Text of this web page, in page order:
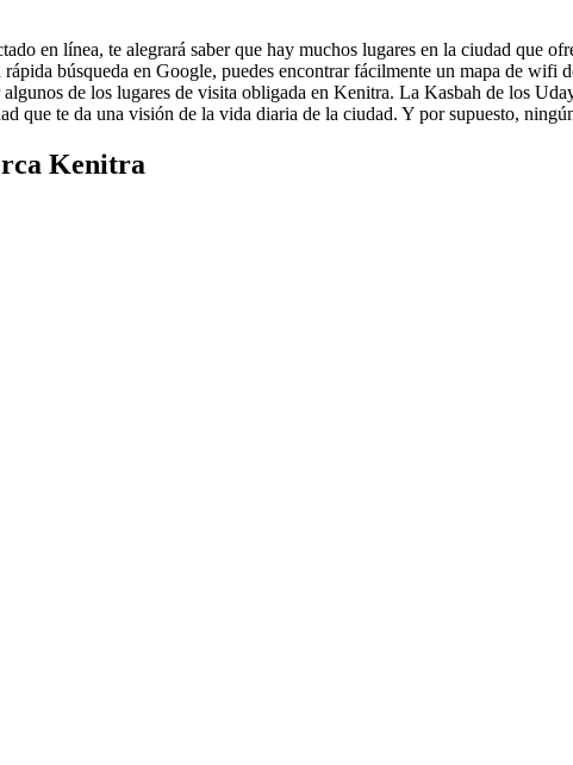
en línea, te alegrará saber que hay muchos lugares en la ciudad que
búsqueda en Google, puedes encontrar fácilmente un mapa de wifi
de los lugares de visita obligada en Kenitra. La Kasbah de los
que te da una visión de la vida diaria de la ciudad. Y por supuesto,
Kenitra